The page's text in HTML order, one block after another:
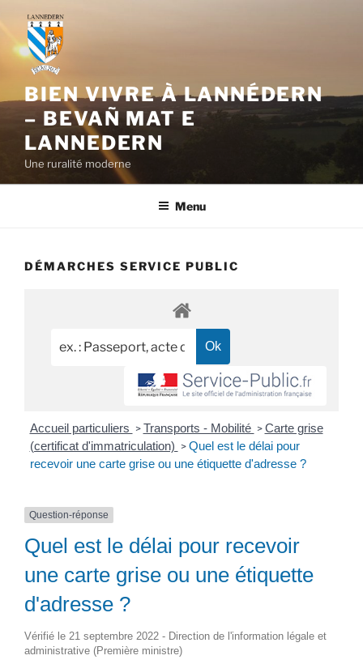
contenu
principal
BIEN VIVRE À LANNÉDERN
– BEVAÑ MAT E
LANNEDERN
Une ruralité moderne
Menu
DÉMARCHES SERVICE PUBLIC
Accueil particuliers > Transports - Mobilité > Carte grise
(certificat d'immatriculation) > Quel est le délai pour
recevoir une carte grise ou une étiquette d'adresse ?
Question-réponse
Quel est le délai pour recevoir
une carte grise ou une étiquette
d'adresse ?
Vérifié le 21 septembre 2022 - Direction de l'information légale et
administrative (Première ministre)